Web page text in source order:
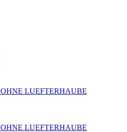
LUEFTERHAUBE
LUEFTERHAUBE